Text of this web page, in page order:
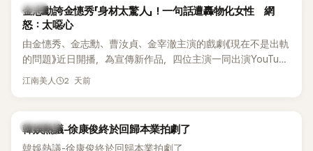
目，她經營的 YouTube 頻道也即將突破百萬訂閱，近年內容深
受網友喜愛，再度迎來事業第二春。
韓星
金志勳誇金憓秀「身材太驚人」！一句話遭轟物化女性 網
怒：太噁心
由金憓秀、金志勳、曹汝貞、金宰澈主演的戲劇《現在不是出軌
的問題》近日開播，為宣傳新作品，四位主演一同出演YouTube
節目，不料訪談中的一段發言卻意外掀起爭議。不少網友認
江南美人 2 天前
熱議討論
韓娛熱議-徐康俊終於回歸本業拍劇了
韓娛熱議-徐康俊終於回歸本業拍劇了